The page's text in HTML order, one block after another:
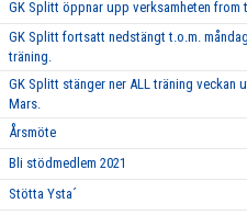
GK Splitt öppnar upp verksamheten from
GK Splitt fortsatt nedstängt t.o.m.
träning.
GK Splitt stänger ner ALL träning veckan
Mars.
Årsmöte
Bli stödmedlem 2021
Stötta Ysta´